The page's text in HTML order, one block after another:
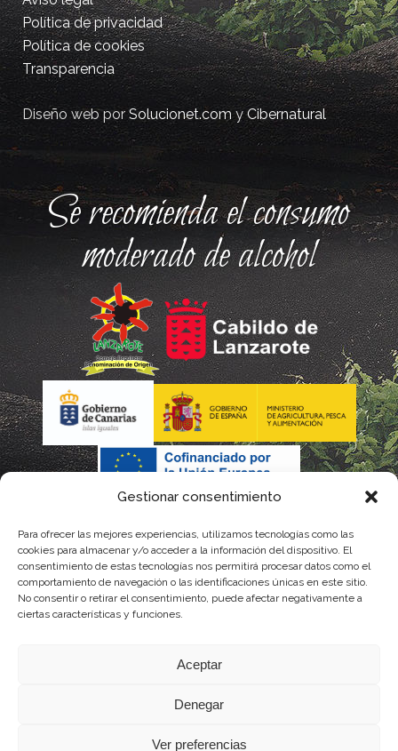
Gestionar consentimiento
Para ofrecer las mejores experiencias, utilizamos tecnologías como las
cookies para almacenar y/o acceder a la información del dispositivo. El
consentimiento de estas tecnologías nos permitirá procesar datos como el
comportamiento de navegación o las identificaciones únicas en este sitio.
No consentir o retirar el consentimiento, puede afectar negativamente a
ciertas características y funciones.
Aceptar
Denegar
Ver preferencias
Política de privacidad
Política de cookies
Transparencia
Diseño web porSolucionet.comyCibernatural
Se recomienda el consumo
moderado de alcohol
La gestión de la DOP Lanzarote realizada por este Consejo
Regulador es financiada, parcialmente, por el Gobierno de
Canarias
Instituto Canario de Calidad Agroalimentaria